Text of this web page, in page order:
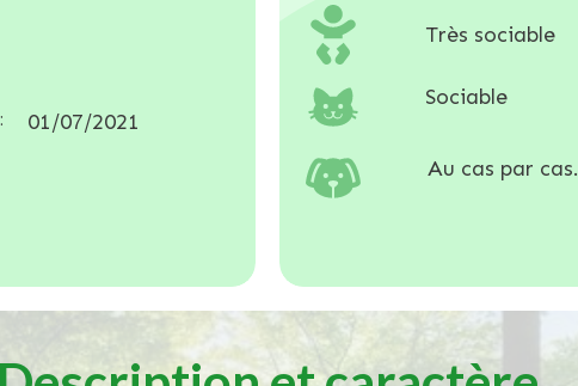
01/07/2021
Très sociable
Sociable
Au cas par cas.